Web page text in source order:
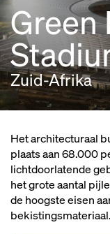
Green
Zuid-Afrika
Het architecturaal
plaats aan 68.000
lichtdoorlatende
het grote aantal
de hoogste eisen
bekistingsmateriaal.